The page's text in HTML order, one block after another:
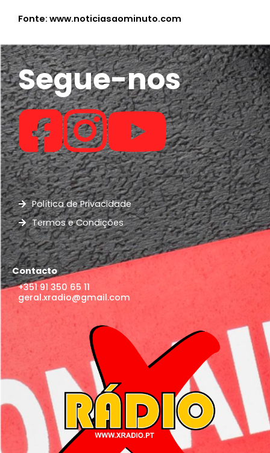
Fonte: www.noticiasaominuto.com
Segue-nos
Política de Privacidade
Termos e Condições
Contacto
+351 91 350 65 11
geral.xradio@gmail.com